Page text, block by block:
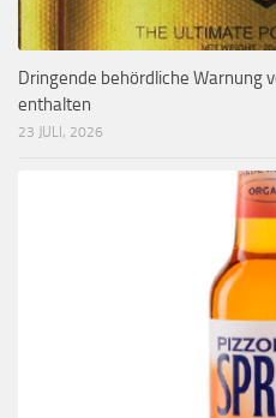
Dringende behördliche Warnung
enthalten
23 JULI, 2026